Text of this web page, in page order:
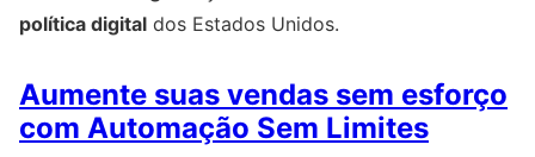
política digital dos Estados Unidos.
Aumente suas vendas sem esforço
com Automação Sem Limites